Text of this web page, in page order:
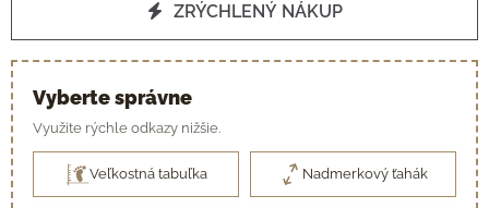
ZRÝCHLENÝ NÁKUP
Vyberte správne
Využite rýchle odkazy nižšie.
Veľkostná tabuľka Nadmerkový ťahák